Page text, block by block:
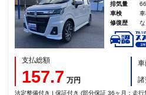
排気量
車検
修復歴
な
支払総額
157.7 万円
諸
法定整備付き | 保証付き (部分保証 36ヶ月：走行